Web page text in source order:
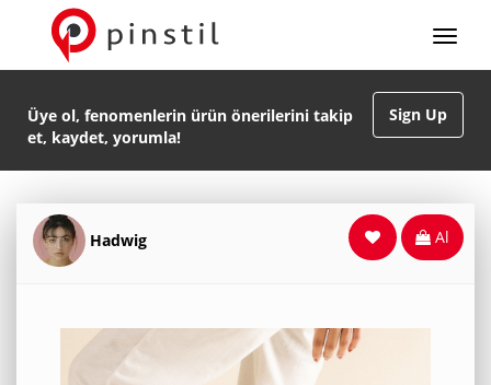
Sign Up
Üye ol, fenomenlerin ürün önerilerini takip
et, kaydet, yorumla!
Hadwig Al